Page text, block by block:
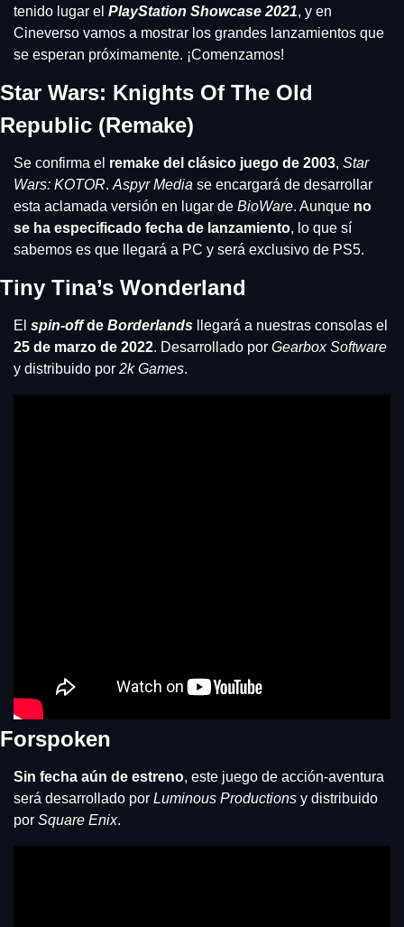
tenido lugar el PlayStation Showcase 2021, y en
Cineverso vamos a mostrar los grandes lanzamientos que
se esperan próximamente. ¡Comenzamos!
Star Wars: Knights Of The Old
Republic (Remake)
Se confirma el remake del clásico juego de 2003, Star
Wars: KOTOR. Aspyr Media se encargará de desarrollar
esta aclamada versión en lugar de BioWare. Aunque no
se ha especificado fecha de lanzamiento, lo que sí
sabemos es que llegará a PC y será exclusivo de PS5.
Tiny Tina’s Wonderland
El spin-off de Borderlands
25 de marzo de 2022. Desarrollado por
y distribuido por 2k Games.
Forspoken
Sin fecha aún de estreno, este juego de acción-aventura
será desarrollado por Luminous Productions y distribuido
por Square Enix.